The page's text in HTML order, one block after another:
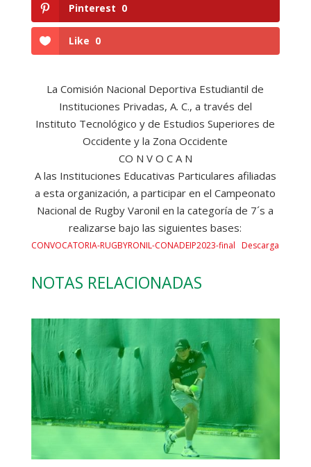
Pinterest 0
Like 0
La Comisión Nacional Deportiva Estudiantil de
Instituciones Privadas, A. C., a través del
Instituto Tecnológico y de Estudios Superiores de
Occidente y la Zona Occidente
CO N V O C A N
A las Instituciones Educativas Particulares afiliadas
a esta organización, a participar en el Campeonato
Nacional de Rugby Varonil en la categoría de 7´s a
realizarse bajo las siguientes bases:
CONVOCATORIA-RUGBYRONIL-CONADEIP2023-final Descarga
NOTAS RELACIONADAS